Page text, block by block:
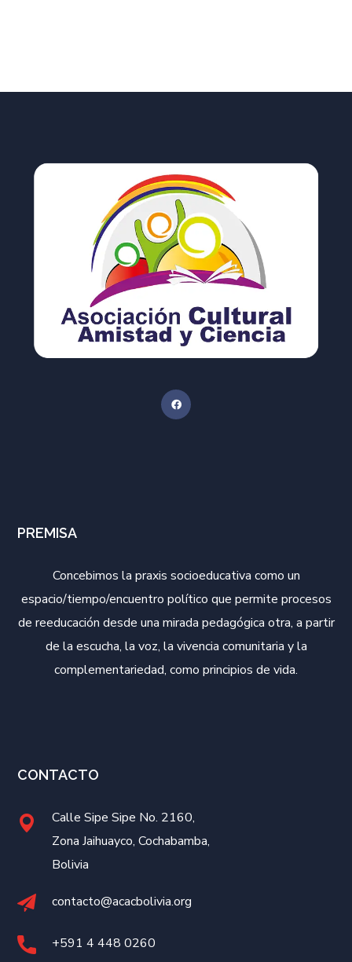
PREMISA
Concebimos la praxis socioeducativa como un
espacio/tiempo/encuentro político que permite procesos
de reeducación desde una mirada pedagógica otra, a partir
de la escucha, la voz, la vivencia comunitaria y la
complementariedad, como principios de vida.
CONTACTO
Calle Sipe Sipe No. 2160,
Zona Jaihuayco, Cochabamba,
Bolivia
contacto@acacbolivia.org
+591 4448 0260